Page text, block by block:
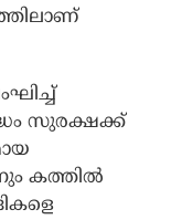
സുരക്ഷക്ക്
കത്തില്‍